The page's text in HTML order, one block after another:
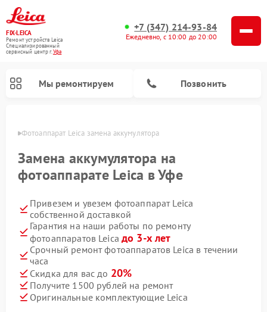
FIX-LEICA
Ремонт устройств Leica
Специализированный
cервисный центр г.Уфа
+7 (347) 214-93-84
Ежедневно, с 10:00 до 20:00
Мы ремонтируем Позвонить
Фотоаппарат Leica замена аккумулятора
Замена аккумулятора на
фотоаппарате Leica в Уфе
Привезем и увезем фотоаппарат Leica
собственной доставкой
Гарантия на наши работы по ремонту
фотоаппаратов Leicaдо 3-х лет
Срочный ремонт фотоаппаратов Leica в течении
часа
Скидка для вас до 20%
Получите 1500 рублей на ремонт
Оригинальные комплектующие Leica